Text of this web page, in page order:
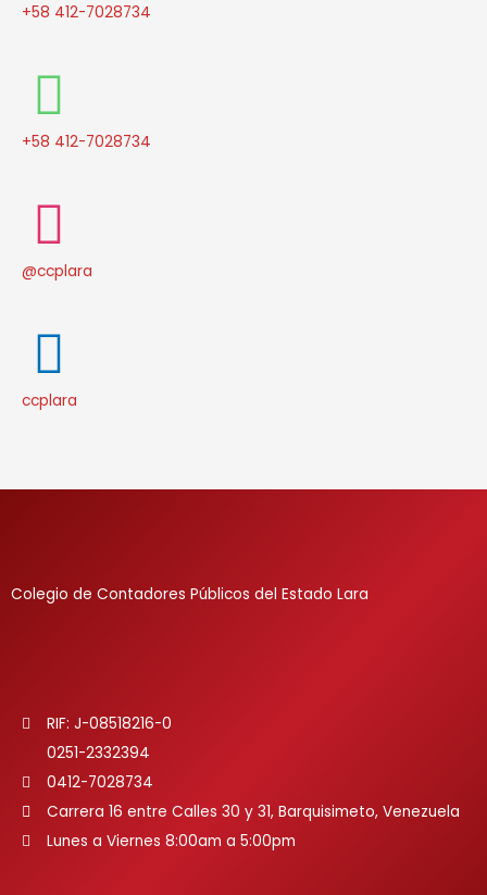
+58 412-7028734
+58 412-7028734
@ccplara
ccplara
Colegio de Contadores Públicos del Estado Lara
RIF: J-08518216-0
0251-2332394
0412-7028734
Carrera 16 entre Calles 30 y 31, Barquisimeto, Venezuela
Lunes a Viernes 8:00am a 5:00pm